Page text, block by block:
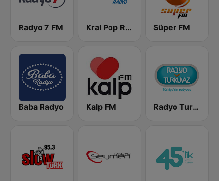
Radyo 7 FM Kral Pop Radyo Süper FM
Baba Radyo Kalp FM Radyo Turkuvaz